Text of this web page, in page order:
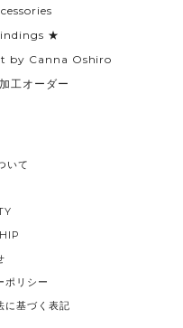
★
by Canna Oshiro
工オーダー
いて
ポリシー
に基づく表記